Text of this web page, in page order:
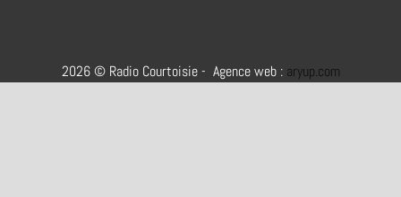
2026 © Radio Courtoisie - Agence web : aryup.com